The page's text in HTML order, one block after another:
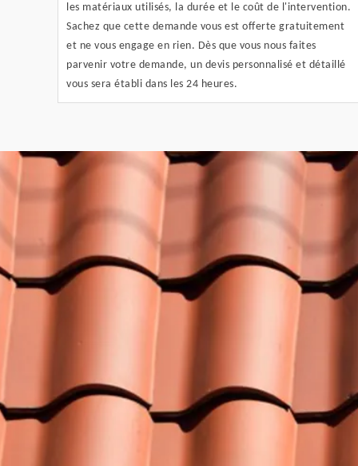
les matériaux utilisés, la durée et le coût de l'intervention.
Sachez que cette demande vous est offerte gratuitement
et ne vous engage en rien. Dès que vous nous faites
parvenir votre demande, un devis personnalisé et détaillé
vous sera établi dans les 24 heures.